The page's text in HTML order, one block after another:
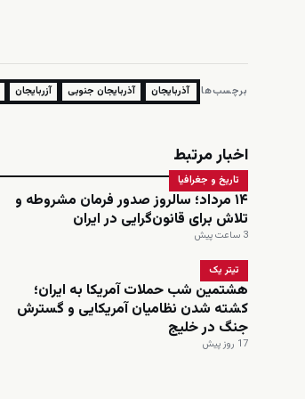
برچسب‌ها: آذربایجان آذربایجان جنوبی آزربایجان
اخبار مرتبط
تاریخ و جغرافیا
۱۴ مرداد؛ سالروز صدور فرمان مشروطه و
تلاش برای قانون‌گرایی در ایران
3 ساعت پیش
تیتر یک
هشتمین شب حملات آمریکا به ایران؛
کشته شدن نظامیان آمریکایی و گسترش
جنگ در خلیج
17 روز پیش